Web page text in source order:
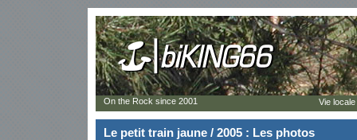
Le petit train jaune / 2005 : Les photos
On the Rock since 2001 Vie